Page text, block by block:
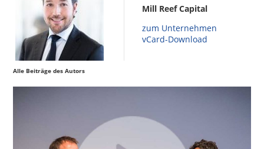
Equity-
Branche
Investment
Funds
I
M&A
Mill Reef Capital
zum Unternehmen
vCard-Download
Alle Beiträge des Autors